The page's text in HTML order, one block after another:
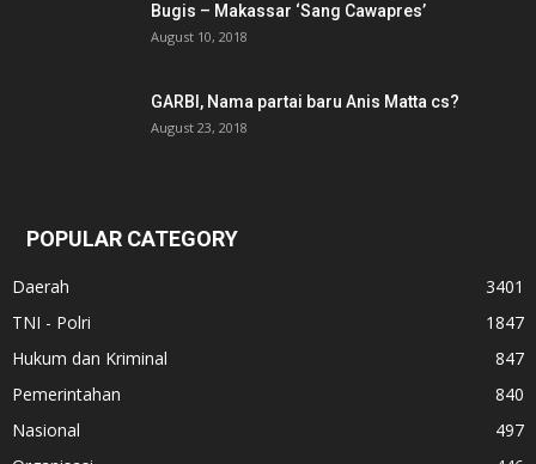
Bugis – Makassar ‘Sang Cawapres’
August 10, 2018
GARBI, Nama partai baru Anis Matta cs?
August 23, 2018
POPULAR CATEGORY
Daerah
3401
TNI - Polri
1847
Hukum dan Kriminal
847
Pemerintahan
840
Nasional
497